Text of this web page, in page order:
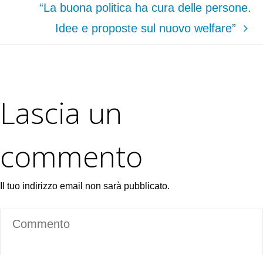
“La buona politica ha cura delle persone.
Idee e proposte sul nuovo welfare”
Lascia un
commento
Il tuo indirizzo email non sarà pubblicato.